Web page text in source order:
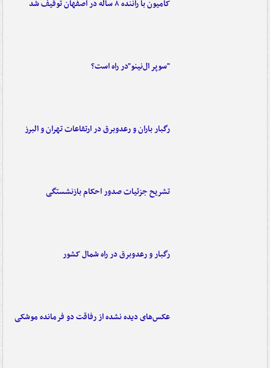
کامیون با راننده ۸ ساله در اصفهان توقیف شد
"سوپر ال‌نینو"در راه است؟
رگبار باران و رعدوبرق در ارتفاعات تهران و البرز
تشریح جزئیات صدور احکام بازنشستگی
رگبار و رعدوبرق در راه شمال کشور
عکس‌های دیده نشده از رفاقت دو فرمانده‌ موشکی